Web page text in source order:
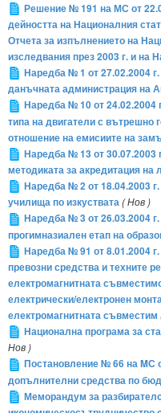
Решение № 191 на МС от
дейността на Националния
Отчета за изпълнението на
изследвания през 2003 г. и на
Наредба № 1 от 27.02.2004
данъчната администрация на
Наредба № 10 от 24.02.2004
типа на двигатели с вътрешно
отношение на емисиите на
Наредба № 13 от 30.07.2003
методиката за акредитация на
Наредба № 2 от 18.04.2003
училища по изкуствата( Нов )
Наредба № 3 от 26.03.2004
прогимназиален етап на
Наредба № 91 от 8.01.2004
превозни средства и техните
електромагнитната
електрически/електронен
електромагнитната съвместим
Национална програма за
Нов )
Постановление № 66 на MС
допълнителни средства по
Меморандум за